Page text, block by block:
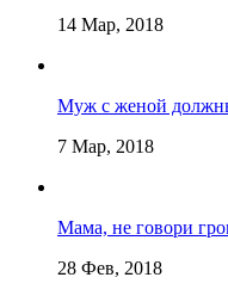
14 Мар, 2018
Муж с женой
7 Мар, 2018
Мама, не говори
28 Фев, 2018